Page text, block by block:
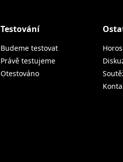
Testování
Budeme testovat
Právě testujeme
Otestováno